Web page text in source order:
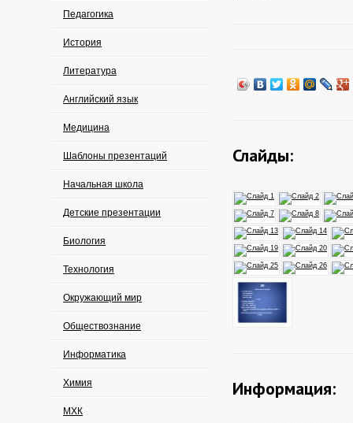
Педагогика
История
Литература
Английский язык
Медицина
Шаблоны презентаций
Начальная школа
Детские презентации
Биология
Технология
Окружающий мир
Обществознание
Информатика
Химия
МХК
Слайды:
Информация: